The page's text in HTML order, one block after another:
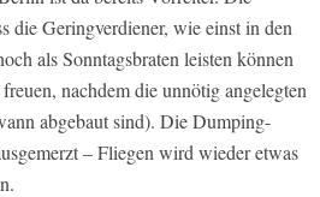
die Geringverdiener, wie einst in den
als Sonntagsbraten leisten können
nachdem die unnötig angelegten
abgebaut sind). Die Dumping-
– Fliegen wird wieder etwas